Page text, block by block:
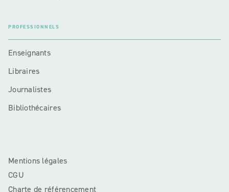
PROFESSIONNELS
Enseignants
Libraires
Journalistes
Bibliothécaires
Mentions légales
CGU
Charte de référencement